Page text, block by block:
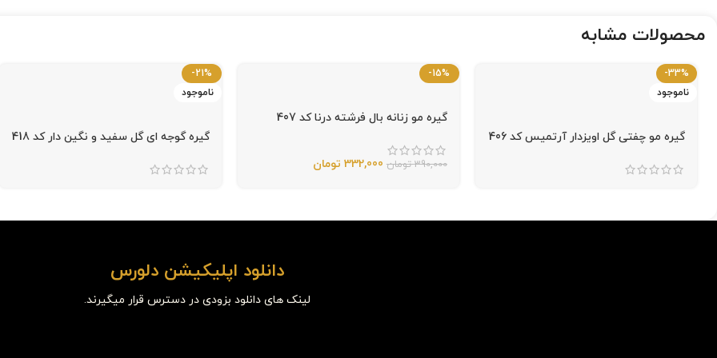
محصولات مشابه
-33%
ناموجود
گیره مو چفتی گل اویزدار آرتمیس کد 406
-15%
گیره مو زنانه بال فرشته درنا کد 407
390,000 تومان 332,000 تومان
-21%
ناموجود
گیره گوجه ای گل سفید و نگین دار کد 418
دانلود اپلیکیشن دلورس
لینک های دانلود بزودی در دسترس قرار میگیرند.